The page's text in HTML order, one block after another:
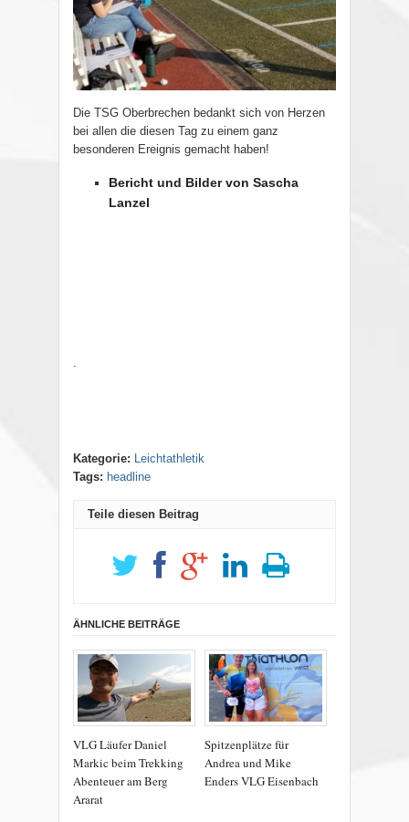
Die TSG Oberbrechen bedankt sich von Herzen
bei allen die diesen Tag zu einem ganz
besonderen Ereignis gemacht haben!
Bericht und Bilder von Sascha
Lanzel
Kategorie:
Leichtathletik
Tags: headline
Teile diesen Beitrag
ÄHNLICHE BEITRÄGE
VLG Läufer Daniel
Markic beim Trekking
Abenteuer am Berg
Ararat
Spitzenplätze für
Andrea und Mike
Enders VLG Eisenbach